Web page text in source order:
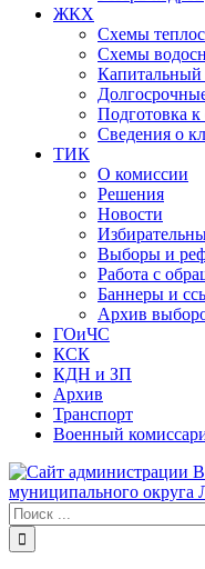
ЖКХ
Схемы
Схемы
Капитальный
Подготовка
Сведения о
ТИК
О комиссии
Решения
Новости
Выборы и
Работа с
Баннеры и
Архив
ГОиЧС
КСК
КДН и ЗП
Архив
Транспорт
Военный
Результат
поиска: